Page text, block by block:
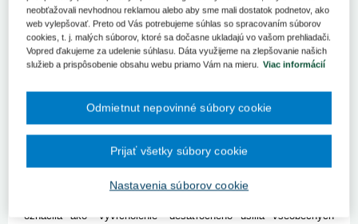
Bendová.
Doterajšia situácia s preskripčnými opatreniami komplikovala
život lekárom aj pacientom. Kategorizačná komisia Ministerstva
zdravotníctva (MZ) SR zrušila preskripčné obmedzenia na všetky
lieky na liečbu vysokého tlaku, okrem jedného – urapidilu - ešte
doteraz. Niektoré lieky však mali obmedzenia. "Mohol ich
naordinovať len špecialista internista alebo kardiológ, ktorého
potom musel pacient navštevovať každých šesť mesiacov, aby
Podľa jej slov do ambulancií špecialistov tak prichádzali
s vysokým krvným tlakom aj nekomplikovaní pacienti, o ktorých
označila ako "vyvrcholenie" desaťročného úsilia všeobecných
neobťažovali nevhodnou reklamou alebo aby sme mali dostatok podnetov, ako
web vylepšovať. Preto od Vás potrebujeme súhlas so spracovaním súborov
cookies, t. j. malých súborov, ktoré sa dočasne ukladajú vo vašom prehliadači.
Vopred ďakujeme za udelenie súhlasu. Dáta využijeme na zlepšovanie našich
služieb a prispôsobenie obsahu webu priamo Vám na mieru.
Viac informácií
Nastavenia súborov cookie
Odmietnut nepovinné súbory cookie
Prijať všetky súbory cookie